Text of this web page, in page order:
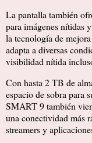
La pantalla también
para imágenes nítidas
la tecnología de
adapta a diversas
visibilidad nítida
Con hasta 2 TB de
espacio de sobra para
SMART 9 también
una conectividad más
streamers y